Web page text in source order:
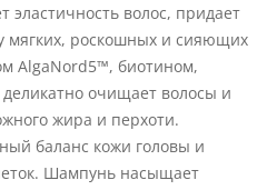
эластичность волос, придает
мягких, роскошных и сияющих
AlgaNord5™, биотином,
очищает волосы и
жира и перхоти.
баланс кожи головы и
Шампунь насыщает